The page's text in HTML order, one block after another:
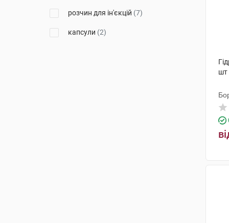
Фармак(3)
Київський вітамінний завод
розчин для ін'єкцій (7)
капсули (2)
шт